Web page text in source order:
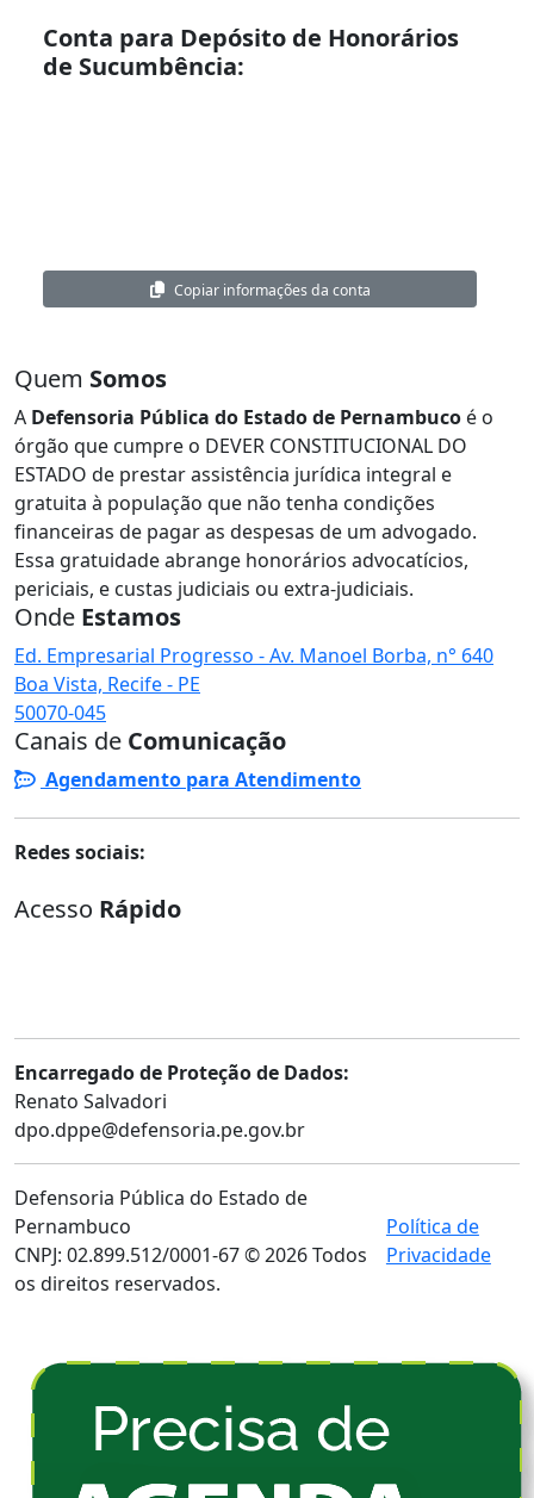
Conta para Depósito de Honorários
de Sucumbência:
Copiar informações da conta
Quem Somos
A Defensoria Pública do Estado de Pernambuco é o
órgão que cumpre o DEVER CONSTITUCIONAL DO
ESTADO de prestar assistência jurídica integral e
gratuita à população que não tenha condições
financeiras de pagar as despesas de um advogado.
Essa gratuidade abrange honorários advocatícios,
periciais, e custas judiciais ou extra-judiciais.
Onde Estamos
Ed. Empresarial Progresso - Av. Manoel Borba, n° 640
Boa Vista, Recife - PE
50070-045
Canais de Comunicação
Agendamento para Atendimento
Redes sociais:
Acesso Rápido
Encarregado de Proteção de Dados:
Renato Salvadori
dpo.dppe@defensoria.pe.gov.br
Defensoria Pública do Estado de
Pernambuco
CNPJ: 02.899.512/0001-67 © 2026 Todos
os direitos reservados.
Política de
Privacidade